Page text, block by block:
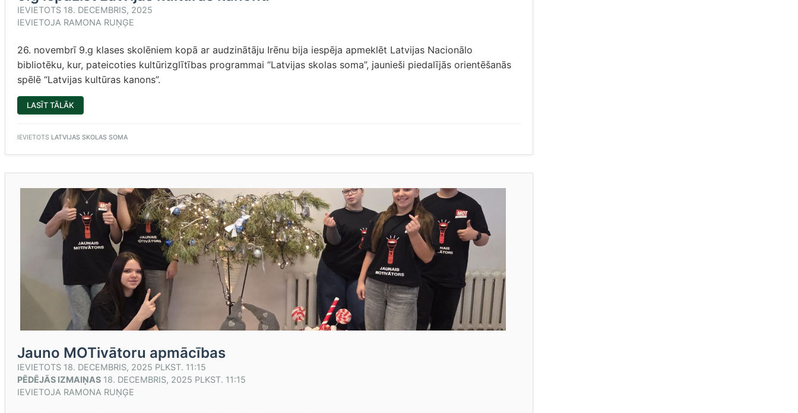
IEVIETOTS 18. DECEMBRIS, 2025
IEVIETOJA RAMONA RUŅĢE
26. novembrī 9.g klases skolēniem kopā ar audzinātāju Irēnu bija iespēja apmeklēt Latvijas Nacionālo
bibliotēku, kur, pateicoties kultūrizglītības programmai “Latvijas skolas soma”, jaunieši piedalījās orientēšanās
spēlē “Latvijas kultūras kanons”.
LASĪT TĀLĀK
IEPAZĪST
KANONU”
IEVIETOTS LATVIJAS SKOLAS SOMA
Jauno MOTivātoru apmācības
IEVIETOTS 18. DECEMBRIS, 2025 PLKST. 11:15
PĒDĒJĀS IZMAIŅAS 18. DECEMBRIS, 2025 PLKST. 11:15
IEVIETOJA RAMONA RUŅĢE